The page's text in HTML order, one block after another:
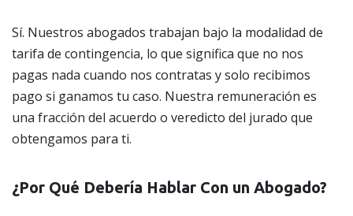
Sí. Nuestros abogados trabajan bajo la modalidad de
tarifa de contingencia, lo que significa que no nos
pagas nada cuando nos contratas y solo recibimos
pago si ganamos tu caso. Nuestra remuneración es
una fracción del acuerdo o veredicto del jurado que
obtengamos para ti.
¿Por Qué Debería Hablar Con un Abogado?